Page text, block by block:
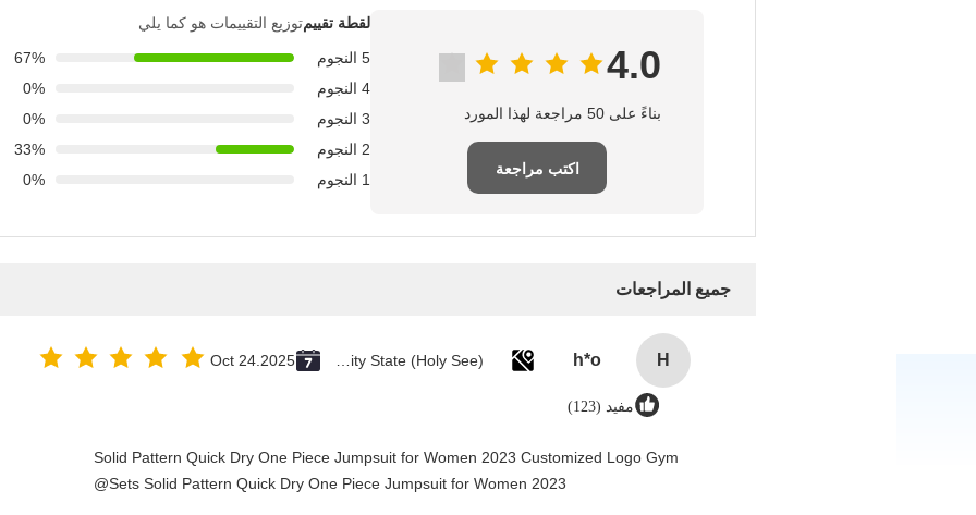
4.0
بناءً على 50 مراجعة لهذا المورد
اكتب مراجعة
لقطة تقييمتوزيع التقييمات هو كما يلي
5 النجوم
67%
4 النجوم
0%
3 النجوم
0%
2 النجوم
33%
1 النجوم
0%
جميع المراجعات
H
h*o
Oct 24.2025
مفيد (123)
Solid Pattern Quick Dry One Piece Jumpsuit for Women 2023 Customized Logo Gym
Sets Solid Pattern Quick Dry One Piece Jumpsuit for Women 2023@